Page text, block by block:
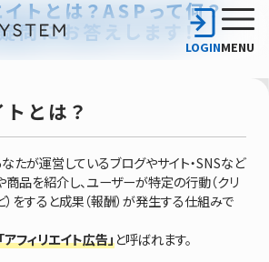
LOGINMENU
トとは？ASPって何？
問にお答えします！
とは？
なたが運営しているブログやサイト・SNSなど
品を紹介し、ユーザーが特定の行動（クリ
）をすると成果（報酬）が発生する仕組みで
フィリエイト広告」と呼ばれます。